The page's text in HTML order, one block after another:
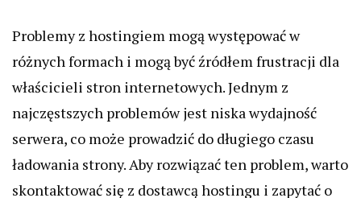
Problemy z hostingiem mogą występować w
różnych formach i mogą być źródłem frustracji dla
właścicieli stron internetowych. Jednym z
najczęstszych problemów jest niska wydajność
serwera, co może prowadzić do długiego czasu
ładowania strony. Aby rozwiązać ten problem, warto
skontaktować się z dostawcą hostingu i zapytać o